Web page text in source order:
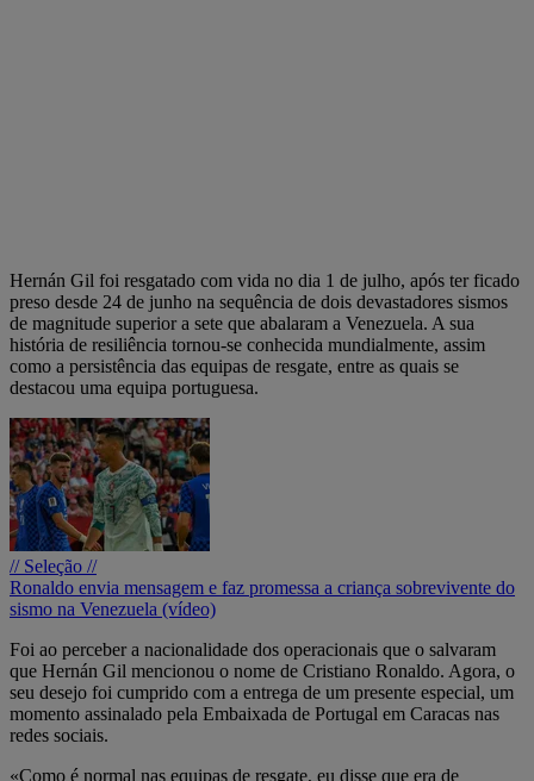
Hernán Gil foi resgatado com vida no dia 1 de julho, após ter ficado
preso desde 24 de junho na sequência de dois devastadores sismos
de magnitude superior a sete que abalaram a Venezuela. A sua
história de resiliência tornou-se conhecida mundialmente, assim
como a persistência das equipas de resgate, entre as quais se
destacou uma equipa portuguesa.
// Seleção //
Ronaldo envia mensagem e faz promessa a criança sobrevivente do
sismo na Venezuela (vídeo)
Foi ao perceber a nacionalidade dos operacionais que o salvaram
que Hernán Gil mencionou o nome de Cristiano Ronaldo. Agora, o
seu desejo foi cumprido com a entrega de um presente especial, um
momento assinalado pela Embaixada de Portugal em Caracas nas
redes sociais.
«Como é normal nas equipas de resgate, eu disse que era de